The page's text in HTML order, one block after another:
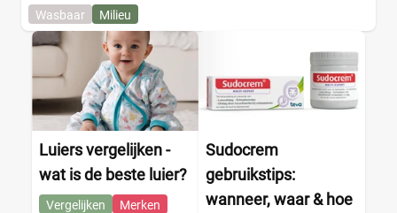
Wasbaar Milieu
Luiers vergelijken -
wat is de beste luier?
Vergelijken
Merken
Sudocrem
gebruikstips:
wanneer, waar & hoe